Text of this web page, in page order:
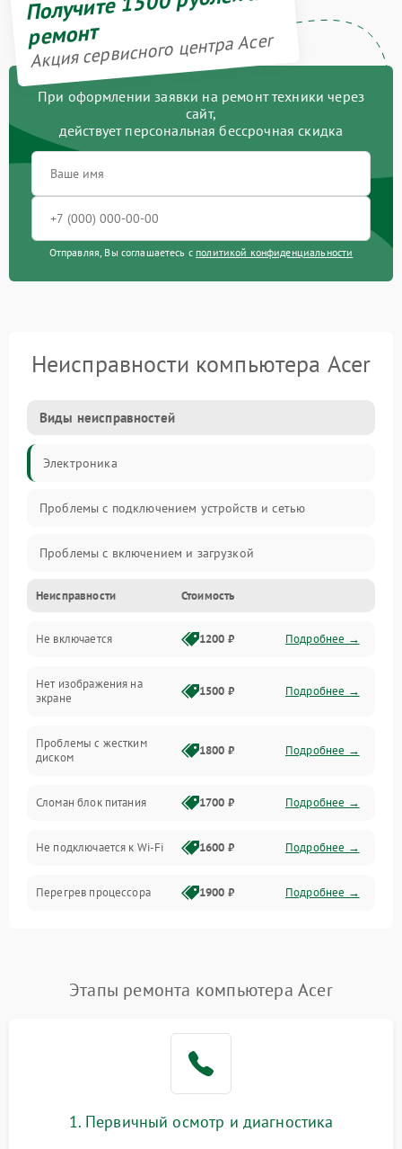
ремонт
Акция сервисного центра Acer
При оформлении заявки на ремонт техники через
сайт,
действует персональная бессрочная скидка
Отправляя, Вы соглашаетесь с политикой конфиденциальности
Неисправности компьютера Acer
Виды неисправностей
Электроника
Проблемы с подключением устройств и сетью
Проблемы с включением и загрузкой
Проблемы с изображением и монитором
Проблемы с производительностью и стабильностью
Прочие специфичные проблемы
Неисправности Стоимость
Не включается 1200 ₽ Подробнее →
Нет изображения на
экране
1500 ₽ Подробнее →
Проблемы с жестким
диском
1800 ₽ Подробнее →
Сломан блок питания 1700 ₽ Подробнее →
Не подключается к Wi-Fi 1600 ₽ Подробнее →
Перегрев процессора 1900 ₽ Подробнее →
Проблемы с
подключением внешних
1400 ₽ Подробнее →
1700 ₽
Ошибки в работе
оперативной памяти
1500 ₽ Подробнее →
Этапы ремонта компьютера Acer
1. Первичный осмотр и диагностика